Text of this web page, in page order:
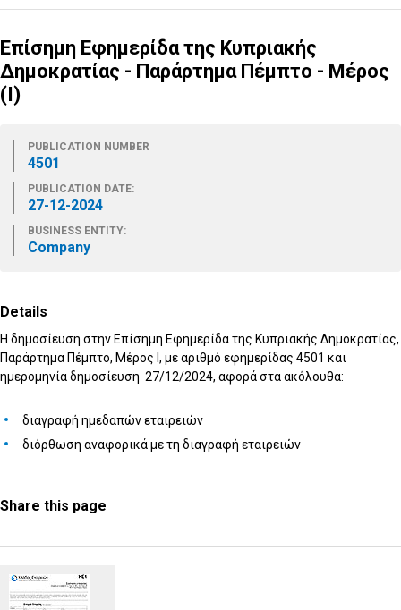
Επίσημη Εφημερίδα της Κυπριακής
Δημοκρατίας - Παράρτημα Πέμπτο - Μέρος
(Ι)
PUBLICATION NUMBER
4501
PUBLICATION DATE:
27-12-2024
BUSINESS ENTITY:
Company
Details
Η δημοσίευση στην Επίσημη Εφημερίδα της Κυπριακής Δημοκρατίας,
Παράρτημα Πέμπτο, Μέρος I, με αριθμό εφημερίδας 4501 και
ημερομηνία δημοσίευση 27/12/2024, αφορά στα ακόλουθα:
διαγραφή ημεδαπών εταιρειών
διόρθωση αναφορικά με τη διαγραφή εταιρειών
Share this page